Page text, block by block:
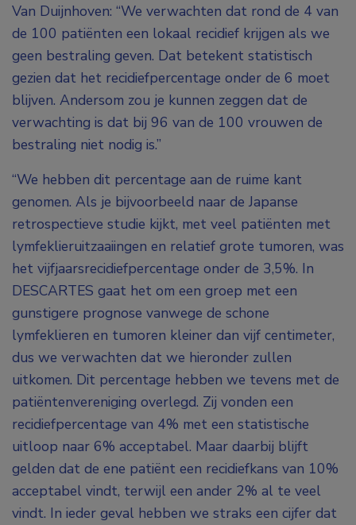
Van Duijnhoven: “We verwachten dat rond de 4 van
de 100 patiënten een lokaal recidief krijgen als we
geen bestraling geven. Dat betekent statistisch
gezien dat het recidiefpercentage onder de 6 moet
blijven. Andersom zou je kunnen zeggen dat de
verwachting is dat bij 96 van de 100 vrouwen de
bestraling niet nodig is.”
“We hebben dit percentage aan de ruime kant
genomen. Als je bijvoorbeeld naar de Japanse
retrospectieve studie kijkt, met veel patiënten met
lymfeklieruitzaaiingen en relatief grote tumoren, was
het vijfjaarsrecidiefpercentage onder de 3,5%. In
DESCARTES gaat het om een groep met een
gunstigere prognose vanwege de schone
lymfeklieren en tumoren kleiner dan vijf centimeter,
dus we verwachten dat we hieronder zullen
uitkomen. Dit percentage hebben we tevens met de
patiëntenvereniging overlegd. Zij vonden een
recidiefpercentage van 4% met een statistische
uitloop naar 6% acceptabel. Maar daarbij blijft
gelden dat de ene patiënt een recidiefkans van 10%
acceptabel vindt, terwijl een ander 2% al te veel
vindt. In ieder geval hebben we straks een cijfer dat